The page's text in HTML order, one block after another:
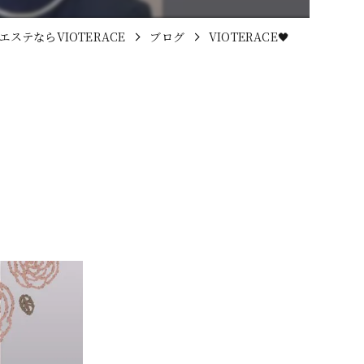
ステならVIOTERACE ブログ VIOTERACE🖤